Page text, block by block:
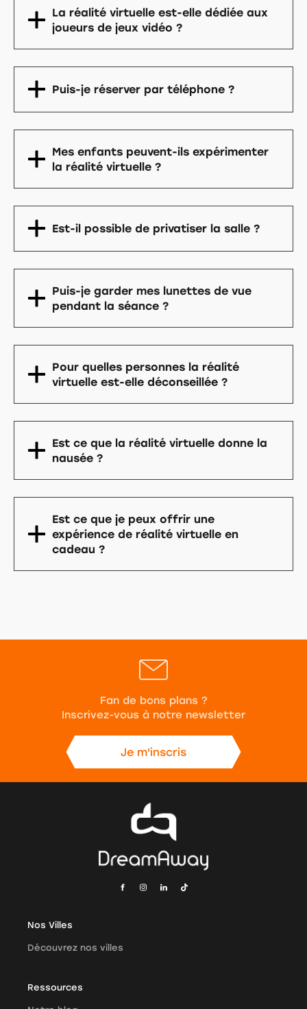
La réalité virtuelle est-elle dédiée aux
joueurs de jeux vidéo ?
Puis-je réserver par téléphone ?
Mes enfants peuvent-ils expérimenter
la réalité virtuelle ?
Est-il possible de privatiser la salle ?
Puis-je garder mes lunettes de vue
pendant la séance ?
Pour quelles personnes la réalité
virtuelle est-elle déconseillée ?
Est ce que la réalité virtuelle donne la
nausée ?
Est ce que je peux offrir une
expérience de réalité virtuelle en
cadeau ?
Fan de bons plans ?
Inscrivez-vous à notre newsletter
Nos Villes
Découvrez nos villes
Ressources